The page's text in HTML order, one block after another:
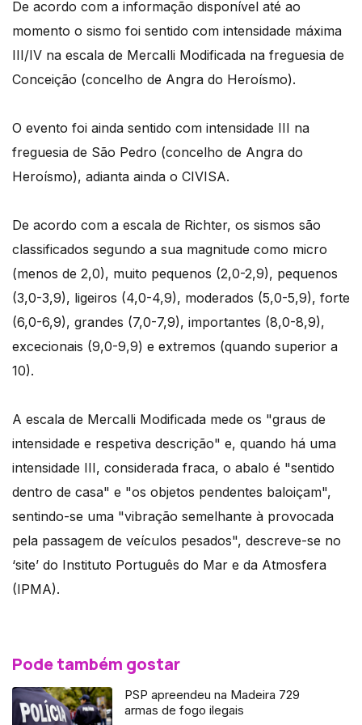
De acordo com a informação disponível até ao
momento o sismo foi sentido com intensidade máxima
III/IV na escala de Mercalli Modificada na freguesia de
Conceição (concelho de Angra do Heroísmo).
O evento foi ainda sentido com intensidade III na
freguesia de São Pedro (concelho de Angra do
Heroísmo), adianta ainda o CIVISA.
De acordo com a escala de Richter, os sismos são
classificados segundo a sua magnitude como micro
(menos de 2,0), muito pequenos (2,0-2,9), pequenos
(3,0-3,9), ligeiros (4,0-4,9), moderados (5,0-5,9), forte
(6,0-6,9), grandes (7,0-7,9), importantes (8,0-8,9),
excecionais (9,0-9,9) e extremos (quando superior a
10).
A escala de Mercalli Modificada mede os "graus de
intensidade e respetiva descrição" e, quando há uma
intensidade III, considerada fraca, o abalo é "sentido
dentro de casa" e "os objetos pendentes baloiçam",
sentindo-se uma "vibração semelhante à provocada
pela passagem de veículos pesados", descreve-se no
‘site’ do Instituto Português do Mar e da Atmosfera
(IPMA).
Pode também gostar
PSP apreendeu na Madeira 729
armas de fogo ilegais